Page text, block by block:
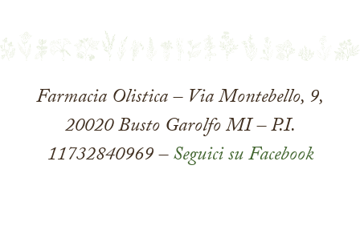
Farmacia Olistica – Via Montebello, 9,
20020 Busto Garolfo MI – P.I.
11732840969 –Seguici su Facebook